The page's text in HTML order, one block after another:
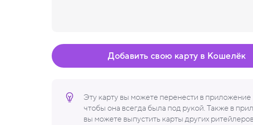
Эту карту вы можете перенести в
чтобы она всегда была под рукой. Также в
вы можете выпустить карты других
Добавить свою карту в Кошелёк